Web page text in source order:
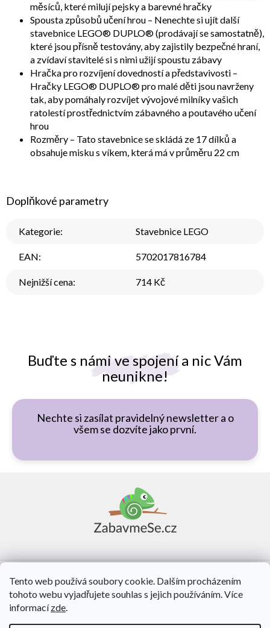
Tento web používá soubory cookie. Dalším procházením
tohoto webu vyjadřujete souhlas s jejich používáním. Více
informacízde.
Buďte s námi ve spojení a nic Vám
neunikne!
Nechte si zasílat pravidelný newsletter a o
všem se dozvíte jako první.
měsíců, které milují pejsky a barevné hračky
Spousta způsobů učení hrou – Nenechte si ujít další
stavebnice LEGO® DUPLO® (prodávají se samostatně),
které jsou přísně testovány, aby zajistily bezpečné hraní,
a zvídaví stavitelé si s nimi užijí spoustu zábavy
Hračka pro rozvíjení dovedností a představivosti –
Hračky LEGO® DUPLO® pro malé děti jsou navrženy
tak, aby pomáhaly rozvíjet vývojové milníky vašich
ratolestí prostřednictvím zábavného a poutavého učení
hrou
Rozměry – Tato stavebnice se skládá ze 17 dílků a
obsahuje misku s víkem, která má v průměru 22 cm
Doplňkové parametry
Kategorie: Stavebnice LEGO
EAN: 5702017816784
Nejnižší cena: 714 Kč
O nás